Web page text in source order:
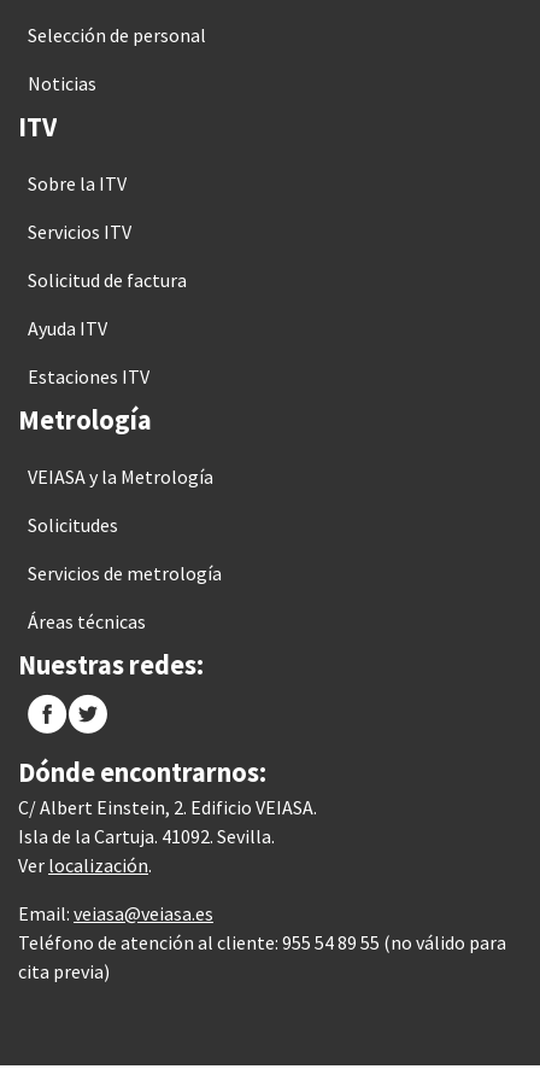
Selección de personal
Noticias
ITV
Sobre la ITV
Servicios ITV
Solicitud de factura
Ayuda ITV
Estaciones ITV
Metrología
VEIASA y la Metrología
Solicitudes
Servicios de metrología
Áreas técnicas
Nuestras redes:
Dónde encontrarnos:
C/ Albert Einstein, 2. Edificio VEIASA.
Isla de la Cartuja. 41092. Sevilla.
Ver localización.
Email: veiasa@veiasa.es
Teléfono de atención al cliente: 955 54 89 55 (no válido para
cita previa)